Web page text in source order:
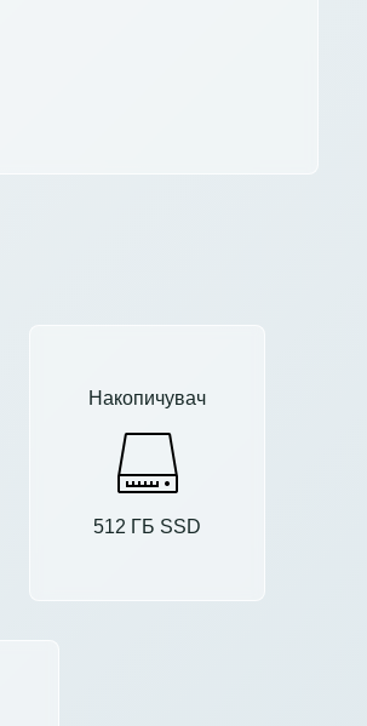
Накопичувач
512 ГБ SSD